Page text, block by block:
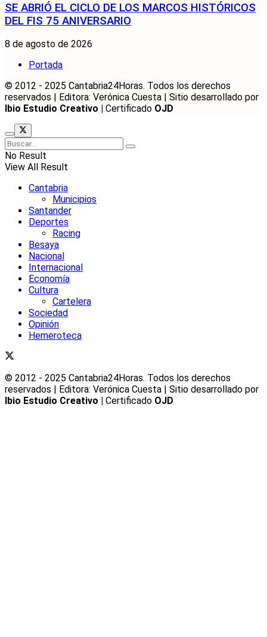
SE ABRIÓ EL CICLO DE LOS MARCOS HISTÓRICOS
DEL FIS 75 ANIVERSARIO
8 de agosto de 2026
Portada
© 2012 - 2025 Cantabria24Horas. Todos los derechos
reservados | Editora: Verónica Cuesta | Sitio desarrollado por
Ibio Estudio Creativo |
Certificado OJD
No Result
View All Result
Cantabria
Municipios
Santander
Deportes
Racing
Besaya
Nacional
Internacional
Economía
Cultura
Cartelera
Sociedad
Opinión
Hemeroteca
© 2012 - 2025 Cantabria24Horas. Todos los derechos
reservados | Editora: Verónica Cuesta | Sitio desarrollado por
Ibio Estudio Creativo | Certificado OJD